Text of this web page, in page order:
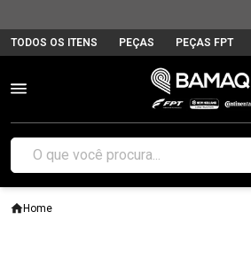
TODOS OS ITENS PEÇAS PEÇAS FPT
Home